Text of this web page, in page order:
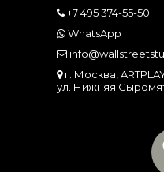
+7 495 374-55-50
WhatsApp
г. Москва,
ул. Нижняя